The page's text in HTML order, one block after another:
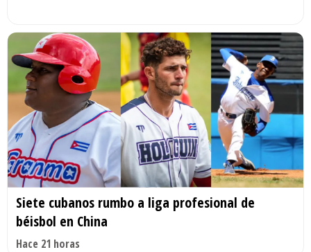
Siete cubanos rumbo a liga profesional de
béisbol en China
Hace 21 horas